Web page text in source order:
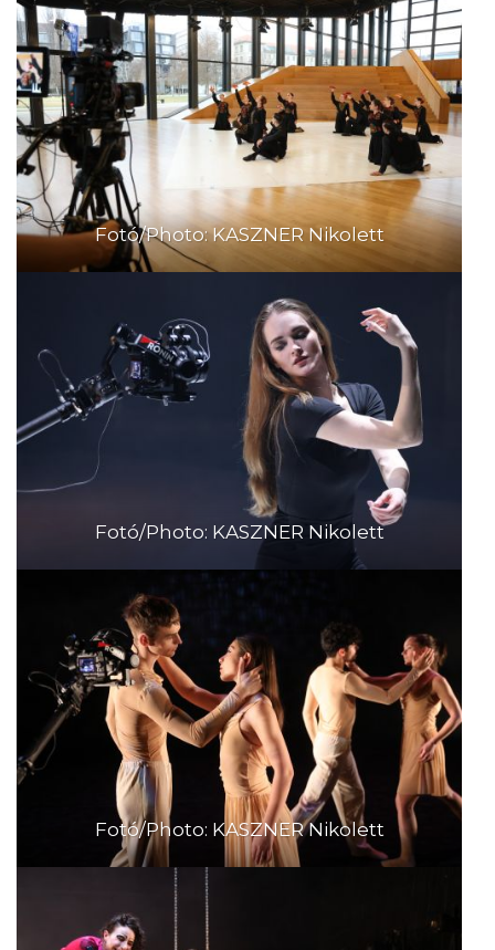
Fotó/Photo: KASZNER Nikolett
Fotó/Photo: KASZNER Nikolett
Fotó/Photo: KASZNER Nikolett